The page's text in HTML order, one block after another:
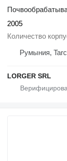
2005
Количество
Румыния,
LORGER SRL